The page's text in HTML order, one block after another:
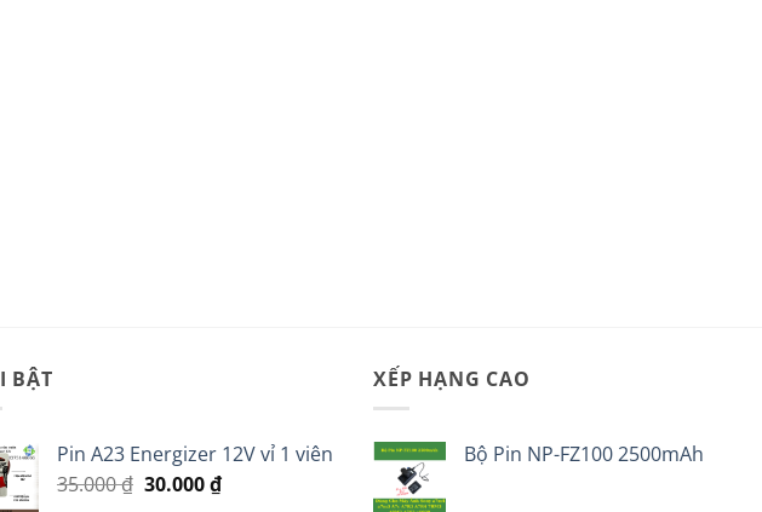
BẬT
Pin A23 Energizer 12V vỉ 1 viên
35.000₫ Giá
30.000₫Giá
XẾP HẠNG CAO
Bộ Pin NP-FZ100 2500mAh